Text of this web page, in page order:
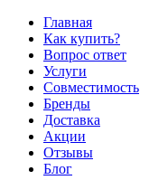
Главная
Как купить?
Вопрос ответ
Услуги
Совместимость
Бренды
Доставка
Акции
Отзывы
Блог